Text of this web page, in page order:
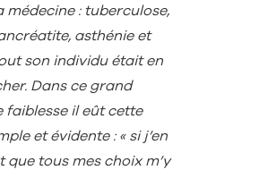
médecine : tuberculose,
asthénie et
son individu était en
Dans ce grand
faiblesse il eût cette
et évidente : « si j’en
que tous mes choix m’y